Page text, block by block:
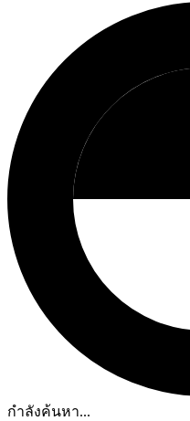
กำลังค้นหา...